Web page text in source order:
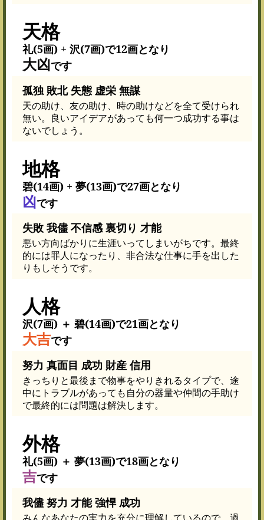
天格
礼(5画) + 沢(7画)で12画となり
大凶です
孤独 敗北 失態 虚栄 無謀
天の助け、友の助け、時の助けなどを全て受けられ
無い。良いアイデアがあっても何一つ成功する事は
ないでしょう。
地格
碧(14画) + 夢(13画)で27画となり
凶です
失敗 我儘 不信感 裏切り 才能
悪い方向ばかりに生涯いってしまいがちです。最終
的には罪人になったり、非合法な仕事に手を出した
りもしそうです。
人格
沢(7画) ＋ 碧(14画)で21画となり
大吉です
努力 真面目 成功 財産 信用
きっちりと最後まで物事をやりきれるタイプで、途
中にトラブルがあっても自分の器量や仲間の手助け
で最終的には問題は解決します。
外格
礼(5画) ＋ 夢(13画)で18画となり
吉です
我儘 努力 才能 強悍 成功